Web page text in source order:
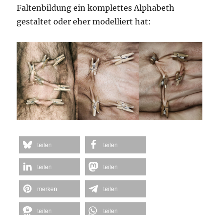
Faltenbildung ein komplettes Alphabeth
gestaltet oder eher modelliert hat:
teilen teilen
teilen teilen
merken teilen
teilen teilen